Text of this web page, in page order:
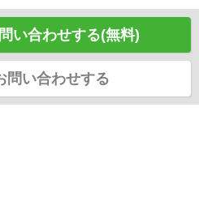
い合わせする(無料)
問い合わせする